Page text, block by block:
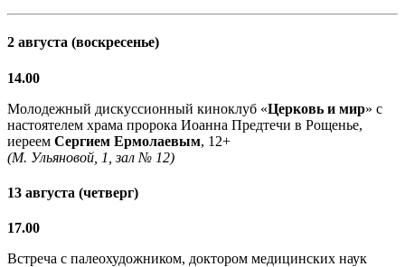
2 августа (воскресенье)
14.00
Молодежный дискуссионный киноклуб «Церковь и мир» с
настоятелем храма пророка Иоанна Предтечи в Рощенье,
иереем Сергием Ермолаевым, 12+
(М. Ульяновой, 1, зал № 12)
13 августа (четверг)
17.00
Встреча с палеохудожником, доктором медицинских наук